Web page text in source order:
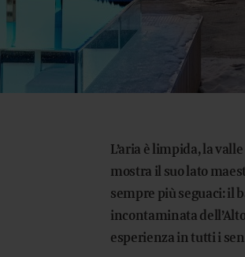
L’aria è limpida, la
mostra il suo lato
sempre più seguaci: il
incontaminata
esperienza in tutti i